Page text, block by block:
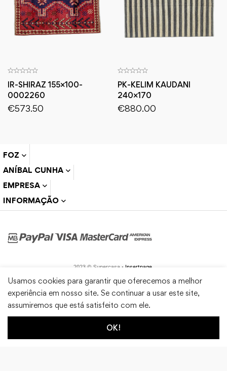
IR-SHIRAZ 155×100-
0002260
€573.50
PK-KELIM KAUDANI
240×170
€880.00
FOZ
ANÍBAL CUNHA
EMPRESA
INFORMAÇÃO
2023 © Supercasa • Insertpage
Usamos cookies para garantir que oferecemos a melhor
experiência em nosso site. Se continuar a usar este site,
assumiremos que está satisfeito com ele.
OK!
0